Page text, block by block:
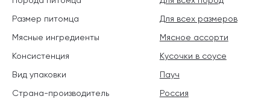
Размер питомца
Для всех размеров
Мясные ингредиенты
Мясное ассорти
Консистенция
Кусочки в соусе
Вид упаковки
Пауч
Страна-производитель
Россия